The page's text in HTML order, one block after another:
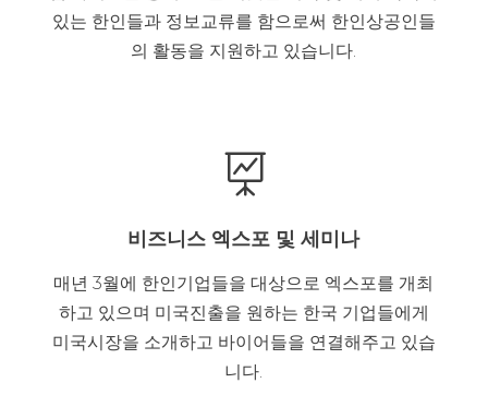
있는 한인들과 정보교류를 함으로써 한인상공인들
의 활동을 지원하고 있습니다.

비즈니스 엑스포 및 세미나
매년 3월에 한인기업들을 대상으로 엑스포를 개최
하고 있으며 미국진출을 원하는 한국 기업들에게
미국시장을 소개하고 바이어들을 연결해주고 있습
니다.